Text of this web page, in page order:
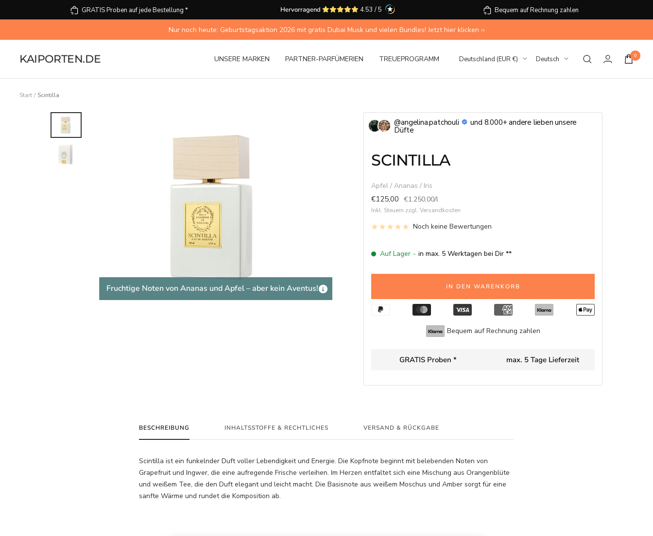
Hervorragend 4.53 / 5
GRATIS Proben auf jede Bestellung * Bequem auf Rechnung zahlen
Nur noch heute: Geburtstagsaktion 2026 mit gratis Dubai Musk und vielen Bundles! Jetzt hier klicken ››
UNSERE MARKEN PARTNER-PARFÜMERIEN TREUEPROGRAMM
KAIPORTEN.DE Land/Region
Deutschland (EUR €) Sprache
Deutsch 0
Start Scintilla
Fruchtige Noten von Ananas und Apfel – aber kein Aventus!
@angelina.patchouli
und 8.000+ andere lieben unsere
Düfte
SCINTILLA
Apfel / Ananas / Iris
Angebotspreis
€125,00 €1.250,00/l
Inkl. Steuern zzgl. Versandkosten
Noch keine Bewertungen
Auf Lager - in max. 5 Werktagen bei Dir **
IN DEN WARENKORB
Bequem auf Rechnung zahlen
GRATIS Proben * max. 5 Tage Lieferzeit
BESCHREIBUNG INHALTSSTOFFE & RECHTLICHES VERSAND & RÜCKGABE
Scintilla ist ein funkelnder Duft voller Lebendigkeit und Energie. Die Kopfnote beginnt mit belebenden Noten von
Grapefruit und Ingwer, die eine aufregende Frische verleihen. Im Herzen entfaltet sich eine Mischung aus Orangenblüte
und weißem Tee, die den Duft elegant und leicht macht. Die Basisnote aus weißem Moschus und Amber sorgt für eine
sanfte Wärme und rundet die Komposition ab.